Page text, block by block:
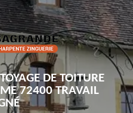
DE TOITURE
72400 TRAVAIL